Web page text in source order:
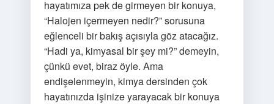
hayatımıza pek de girmeyen bir konuya,
“Halojen içermeyen nedir?” sorusuna
eğlenceli bir bakış açısıyla göz atacağız.
“Hadi ya, kimyasal bir şey mi?” demeyin,
çünkü evet, biraz öyle. Ama
endişelenmeyin, kimya dersinden çok
hayatınızda işinize yarayacak bir konuya